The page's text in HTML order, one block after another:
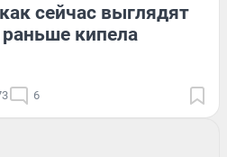
сейчас выглядят
кипела
6